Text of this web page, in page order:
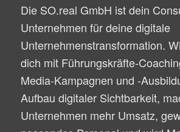
Die SO.real GmbH ist dein
Unternehmen für deine digitale
Unternehmenstransformation.
dich mit Führungskräfte-
Media-Kampagnen und -
Aufbau digitaler Sichtbarkeit,
Unternehmen mehr Umsatz,